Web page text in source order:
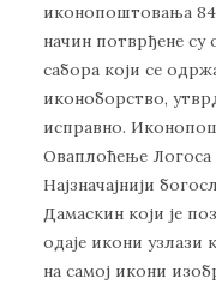
иконопоштовања
начин потврђене су
сабора који се
иконоборство,
исправно.
Оваплоћење Логоса
Најзначајнији
Дамаскин који је
одаје икони узлази
на самој икони